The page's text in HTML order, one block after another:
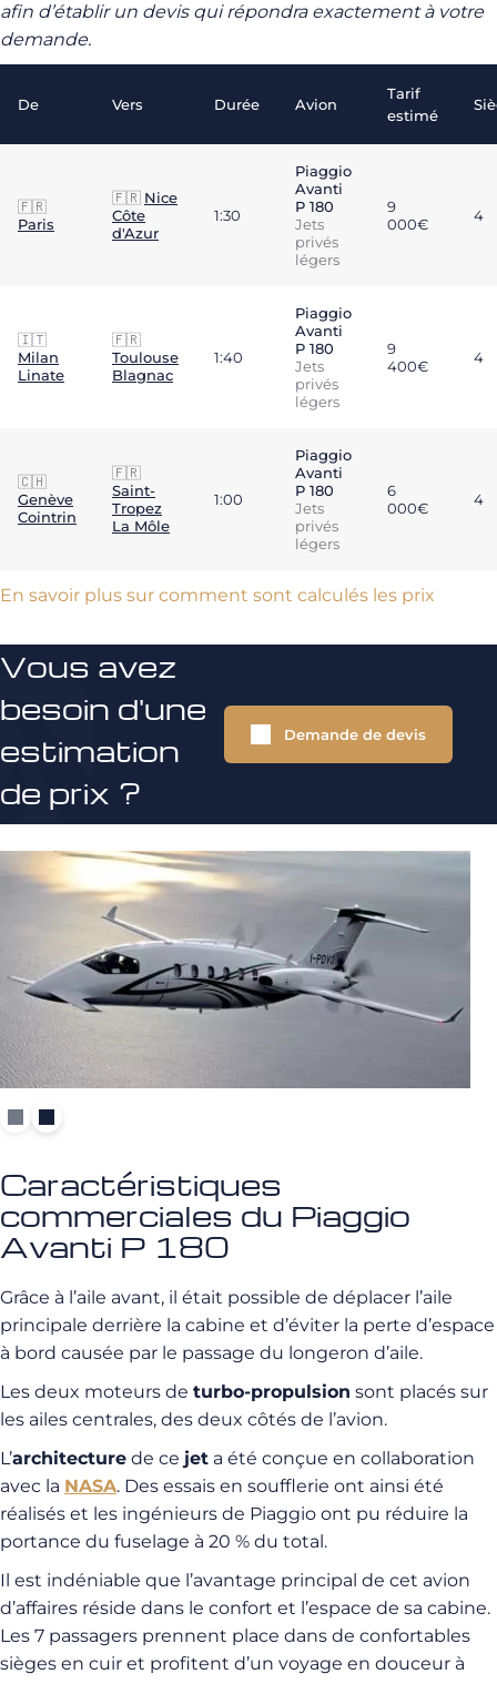
afin d’établir un devis qui répondra exactement à votre
demande.
De Vers Durée Avion
Tarif
estimé
🇫🇷
Paris
🇫🇷 Nice
Côte
d'Azur
1:30
Piaggio
Avanti
P 180
Jets
privés
légers
9
000€
4
🇮🇹
Milan
Linate
🇫🇷
Toulouse
Blagnac
1:40
Piaggio
Avanti
P 180
Jets
privés
légers
9
400€
4
🇨🇭
Genève
Cointrin
🇫🇷
Saint-
Tropez
La Môle
1:00
Piaggio
Avanti
P 180
Jets
privés
légers
6
000€
4
En savoir plus sur comment sont calculés les prix
Vous avez
besoin d'une
estimation
de prix ?
Demande de devis
Caractéristiques
commerciales du Piaggio
Avanti P 180
Grâce à l’aile avant, il était possible de déplacer l’aile
principale derrière la cabine et d’éviter la perte d’espace
à bord causée par le passage du longeron d’aile.
Les deux moteurs de turbo-propulsion sont placés sur
les ailes centrales, des deux côtés de l’avion.
L’architecture de ce jet a été conçue en collaboration
avec la NASA. Des essais en soufflerie ont ainsi été
réalisés et les ingénieurs de Piaggio ont pu réduire la
portance du fuselage à 20 % du total.
Il est indéniable que l’avantage principal de cet avion
d’affaires réside dans le confort et l’espace de sa cabine.
Les 7 passagers prennent place dans de confortables
sièges en cuir et profitent d’un voyage en douceur à